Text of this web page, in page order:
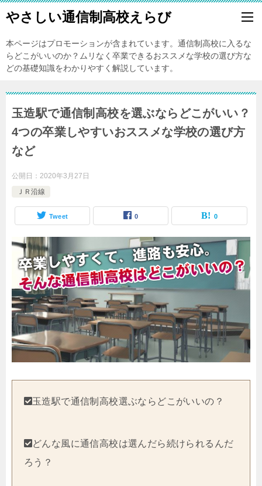
やさしい通信制高校えらび
本ページはプロモーションが含まれています。通信制高校に入るな
らどこがいいのか？ムリなく卒業できるおススメな学校の選び方な
どの基礎知識をわかりやすく解説しています。
玉造駅で通信制高校を選ぶならどこがいい？
4つの卒業しやすいおススメな学校の選び方
など
公開日： 2020年3月27日
ＪＲ沿線
Tweet 0 0
玉造駅で通信制高校選ぶならどこがいいの？
どんな風に通信高校は選んだら続けられるんだ
ろう？